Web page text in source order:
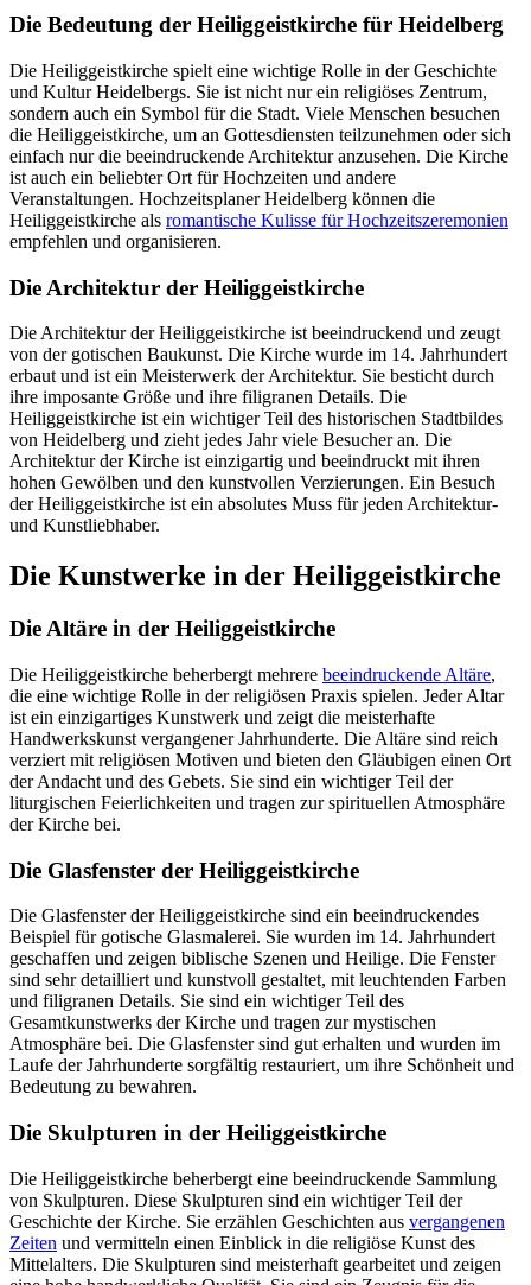
Die Bedeutung der Heiliggeistkirche für Heidelberg
Die Heiliggeistkirche spielt eine wichtige Rolle in der Geschichte
und Kultur Heidelbergs. Sie ist nicht nur ein religiöses Zentrum,
sondern auch ein Symbol für die Stadt. Viele Menschen besuchen
die Heiliggeistkirche, um an Gottesdiensten teilzunehmen oder sich
einfach nur die beeindruckende Architektur anzusehen. Die Kirche
ist auch ein beliebter Ort für Hochzeiten und andere
Veranstaltungen. Hochzeitsplaner Heidelberg können die
Heiliggeistkirche als romantische Kulisse für Hochzeitszeremonien
empfehlen und organisieren.
Die Architektur der Heiliggeistkirche
Die Architektur der Heiliggeistkirche ist beeindruckend und zeugt
von der gotischen Baukunst. Die Kirche wurde im 14. Jahrhundert
erbaut und ist ein Meisterwerk der Architektur. Sie besticht durch
ihre imposante Größe und ihre filigranen Details. Die
Heiliggeistkirche ist ein wichtiger Teil des historischen Stadtbildes
von Heidelberg und zieht jedes Jahr viele Besucher an. Die
Architektur der Kirche ist einzigartig und beeindruckt mit ihren
hohen Gewölben und den kunstvollen Verzierungen. Ein Besuch
der Heiliggeistkirche ist ein absolutes Muss für jeden Architektur-
und Kunstliebhaber.
Die Kunstwerke in der Heiliggeistkirche
Die Altäre in der Heiliggeistkirche
Die Heiliggeistkirche beherbergt mehrere beeindruckende Altäre,
die eine wichtige Rolle in der religiösen Praxis spielen. Jeder Altar
ist ein einzigartiges Kunstwerk und zeigt die meisterhafte
Handwerkskunst vergangener Jahrhunderte. Die Altäre sind reich
verziert mit religiösen Motiven und bieten den Gläubigen einen Ort
der Andacht und des Gebets. Sie sind ein wichtiger Teil der
liturgischen Feierlichkeiten und tragen zur spirituellen Atmosphäre
der Kirche bei.
Die Glasfenster der Heiliggeistkirche
Die Glasfenster der Heiliggeistkirche sind ein beeindruckendes
Beispiel für gotische Glasmalerei. Sie wurden im 14. Jahrhundert
geschaffen und zeigen biblische Szenen und Heilige. Die Fenster
sind sehr detailliert und kunstvoll gestaltet, mit leuchtenden Farben
und filigranen Details. Sie sind ein wichtiger Teil des
Gesamtkunstwerks der Kirche und tragen zur mystischen
Atmosphäre bei. Die Glasfenster sind gut erhalten und wurden im
Laufe der Jahrhunderte sorgfältig restauriert, um ihre Schönheit und
Bedeutung zu bewahren.
Die Skulpturen in der Heiliggeistkirche
Die Heiliggeistkirche beherbergt eine beeindruckende Sammlung
von Skulpturen. Diese Skulpturen sind ein wichtiger Teil der
Geschichte der Kirche. Sie erzählen Geschichten aus vergangenen
Zeiten und vermitteln einen Einblick in die religiöse Kunst des
Mittelalters. Die Skulpturen sind meisterhaft gearbeitet und zeigen